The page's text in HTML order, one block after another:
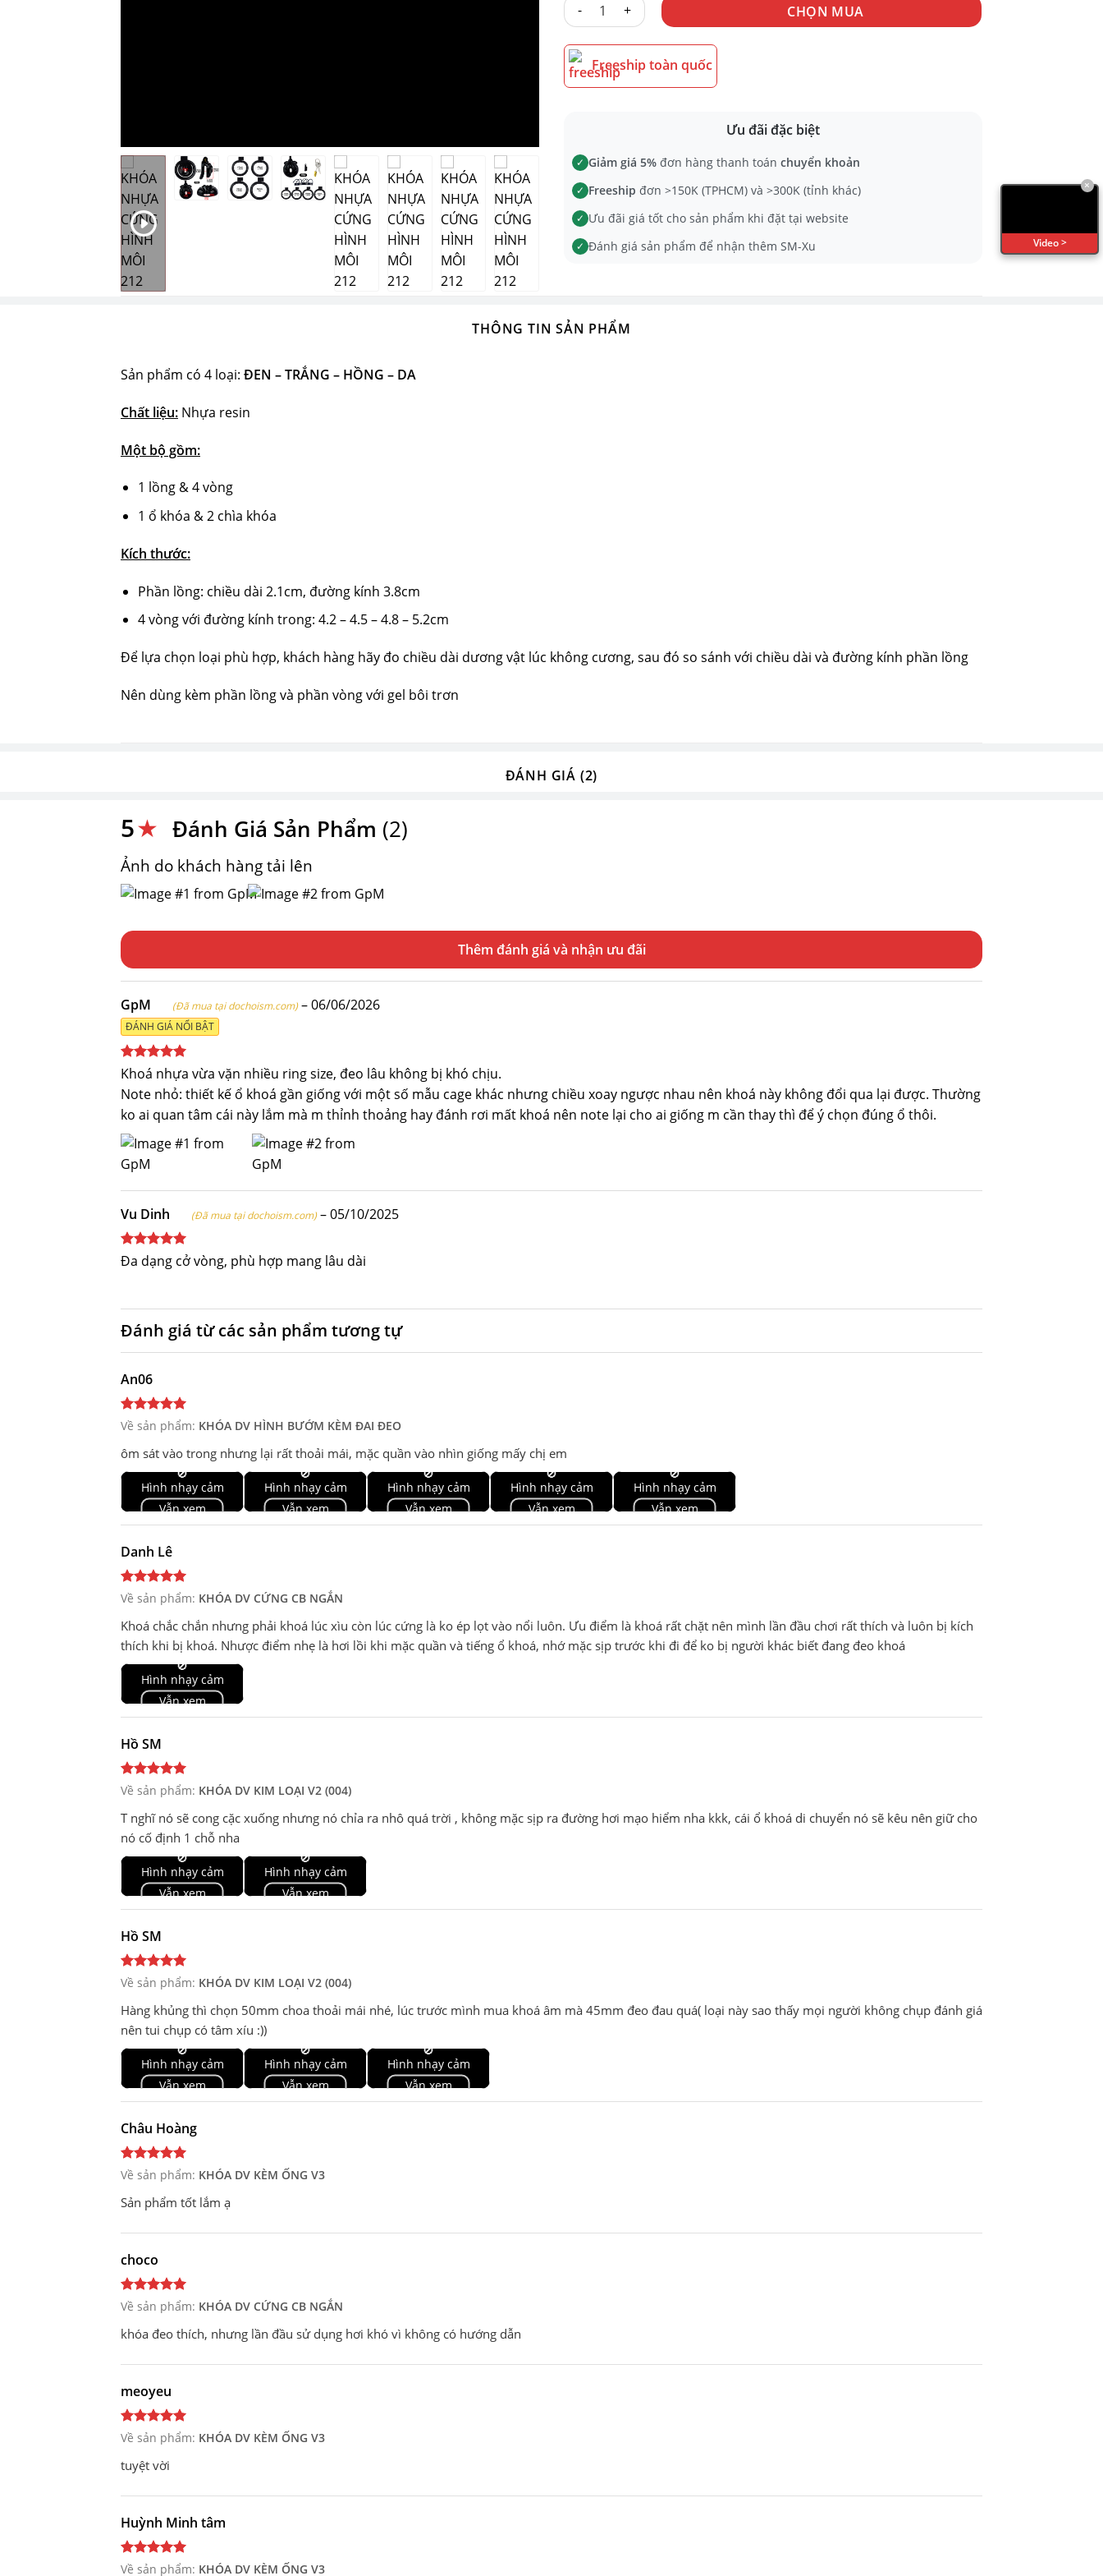
KHÓA NHỰA CỨNG HÌNH MÔI 212 số lượngCHỌN MUA
Freeship toàn quốc
Ưu đãi đặc biệt
✓ Giảm giá 5% đơn hàng thanh toán chuyển khoản
✓ Freeship đơn >150K (TPHCM) và >300K (tỉnh khác)
✓ Ưu đãi giá tốt cho sản phẩm khi đặt tại website
✓ Đánh giá sản phẩm để nhận thêm SM-Xu
THÔNG TIN SẢN PHẨM
Sản phẩm có 4 loại: ĐEN – TRẮNG – HỒNG – DA
Chất liệu: Nhựa resin
Một bộ gồm:
1 lồng & 4 vòng
1 ổ khóa & 2 chìa khóa
Kích thước:
Phần lồng: chiều dài 2.1cm, đường kính 3.8cm
4 vòng với đường kính trong: 4.2 – 4.5 – 4.8 – 5.2cm
Để lựa chọn loại phù hợp, khách hàng hãy đo chiều dài dương vật lúc không cương, sau đó so sánh với chiều dài và đường kính phần lồng
Nên dùng kèm phần lồng và phần vòng với gel bôi trơn
ĐÁNH GIÁ (2)
5★ Đánh Giá Sản Phẩm (2)
Ảnh do khách hàng tải lên
Thêm đánh giá
GpM (Đã mua tại dochoism.com) –06/06/2026
ĐÁNH GIÁ NỔI BẬT
Được xếp
hạng 5 5
sao
Khoá nhựa vừa vặn nhiều ring size, đeo lâu không bị khó chịu.
Note nhỏ: thiết kế ổ khoá gần giống với một số mẫu cage khác nhưng chiều xoay ngược nhau nên khoá này không đổi qua lại được. Thường
ko ai quan tâm cái này lắm mà m thỉnh thoảng hay đánh rơi mất khoá nên note lại cho ai giống m cần thay thì để ý chọn đúng ổ thôi.
Vu Dinh (Đã mua tại dochoism.com) –05/10/2025
Được xếp
hạng5
5
Đa dạng cở vòng, phù hợp mang lâu dài
Đánh giá từ các sản phẩm tương tự
An06
Về sản phẩm: KHÓA DV HÌNH BƯỚM KÈM ĐAI ĐEO
ôm sát vào trong nhưng lại rất thoải mái, mặc quần vào nhìn giống mấy chị em
🚫
Hình nhạy cảm
Vẫn xem
🚫
Hình nhạy cảm
Vẫn xem
🚫
Hình nhạy cảm
Vẫn xem
🚫
Hình nhạy cảm
Vẫn xem
🚫
Hình nhạy cảm
Vẫn xem
Danh Lê
Về sản phẩm: KHÓA DV CỨNG CB NGẮN
Khoá chắc chắn nhưng phải khoá lúc xìu còn lúc cứng là ko ép lọt vào nổi luôn. Ưu điểm là khoá rất chặt nên mình lần đầu chơi rất thích và luôn bị kích
thích khi bị khoá. Nhược điểm nhẹ là hơi lồi khi mặc quần và tiếng ổ khoá, nhớ mặc sịp trước khi đi để ko bị người khác biết đang đeo khoá
🚫
Hình nhạy cảm
Vẫn xem
Hồ SM
Về sản phẩm: KHÓA DV KIM LOẠI V2 (004)
T nghĩ nó sẽ cong cặc xuống nhưng nó chỉa ra nhô quá trời , không mặc sịp ra đường hơi mạo hiểm nha kkk, cái ổ khoá di chuyển nó sẽ kêu nên giữ cho
nó cố định 1 chỗ nha
🚫
Hình nhạy cảm
Vẫn xem
🚫
Hình nhạy cảm
Vẫn xem
Hồ SM
Về sản phẩm: KHÓA DV KIM LOẠI V2 (004)
Hàng khủng thì chọn 50mm choa thoải mái nhé, lúc trước mình mua khoá âm mà 45mm đeo đau quá( loại này sao thấy mọi người không chụp đánh giá
nên tui chụp có tâm xíu :))
🚫
Hình nhạy cảm
Vẫn xem
🚫
Hình nhạy cảm
Vẫn xem
🚫
Hình nhạy cảm
Vẫn xem
Châu Hoàng
Về sản phẩm: KHÓA DV KÈM ỐNG V3
Sản phẩm tốt lắm ạ
choco
Về sản phẩm: KHÓA DV CỨNG CB NGẮN
khóa đeo thích, nhưng lần đầu sử dụng hơi khó vì không có hướng dẫn
meoyeu
Về sản phẩm: KHÓA DV KÈM ỐNG V3
tuyệt vời
Huỳnh Minh tâm
Về sản phẩm: KHÓA DV KÈM ỐNG V3
×
Video >